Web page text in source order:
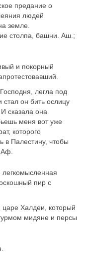
предание о
людей
земле.
столпа, башни. Аш.;
и покорный
легла под
он бить ослицу
сказала она
меня вот уже
которого
в Палестину, чтобы
легкомысленная
пир с
Халдеи, который
мидяне и персы